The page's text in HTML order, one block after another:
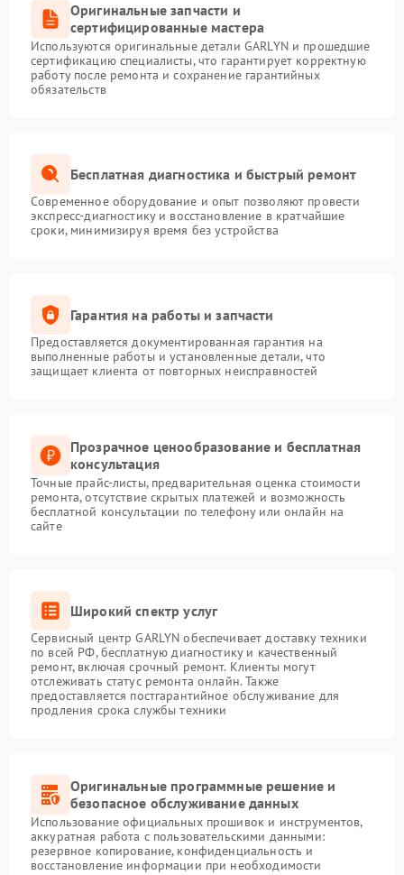
Оригинальные запчасти и
сертифицированные мастера
Используются оригинальные детали GARLYN и прошедшие
сертификацию специалисты, что гарантирует корректную
работу после ремонта и сохранение гарантийных
обязательств
Бесплатная диагностика и быстрый ремонт
Современное оборудование и опыт позволяют провести
экспресс-диагностику и восстановление в кратчайшие
сроки, минимизируя время без устройства
Гарантия на работы и запчасти
Предоставляется документированная гарантия на
выполненные работы и установленные детали, что
защищает клиента от повторных неисправностей
Прозрачное ценообразование и бесплатная
консультация
Точные прайс-листы, предварительная оценка стоимости
ремонта, отсутствие скрытых платежей и возможность
бесплатной консультации по телефону или онлайн на
сайте
Широкий спектр услуг
Сервисный центр GARLYN обеспечивает доставку техники
по всей РФ, бесплатную диагностику и качественный
ремонт, включая срочный ремонт. Клиенты могут
отслеживать статус ремонта онлайн. Также
предоставляется постгарантийное обслуживание для
продления срока службы техники
Оригинальные программные решение и
безопасное обслуживание данных
Использование официальных прошивок и инструментов,
аккуратная работа с пользовательскими данными:
резервное копирование, конфиденциальность и
восстановление информации при необходимости